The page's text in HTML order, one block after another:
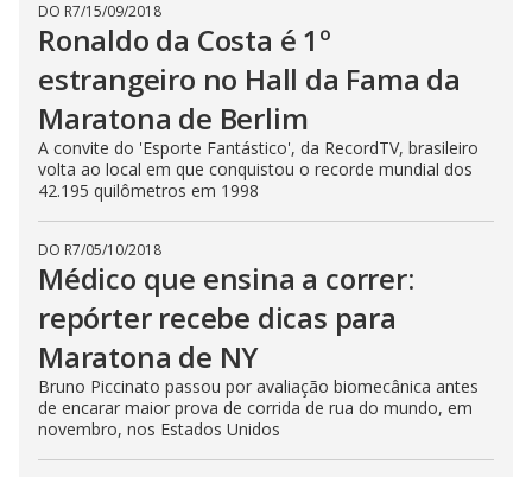
DO R7/15/09/2018
Ronaldo da Costa é 1º
estrangeiro no Hall da Fama da
Maratona de Berlim
A convite do 'Esporte Fantástico', da RecordTV, brasileiro
volta ao local em que conquistou o recorde mundial dos
42.195 quilômetros em 1998
DO R7/05/10/2018
Médico que ensina a correr:
repórter recebe dicas para
Maratona de NY
Bruno Piccinato passou por avaliação biomecânica antes
de encarar maior prova de corrida de rua do mundo, em
novembro, nos Estados Unidos